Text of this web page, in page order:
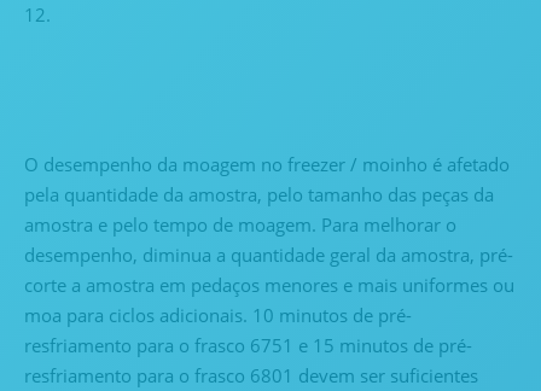
12.
O desempenho da moagem no freezer / moinho é afetado
pela quantidade da amostra, pelo tamanho das peças da
amostra e pelo tempo de moagem. Para melhorar o
desempenho, diminua a quantidade geral da amostra, pré-
corte a amostra em pedaços menores e mais uniformes ou
moa para ciclos adicionais. 10 minutos de pré-
resfriamento para o frasco 6751 e 15 minutos de pré-
resfriamento para o frasco 6801 devem ser suficientes